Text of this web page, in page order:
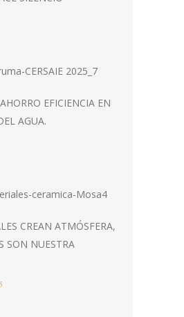
EFICIENCIA EN
AGUA.
CREAN ATMÓSFERA,
SON NUESTRA